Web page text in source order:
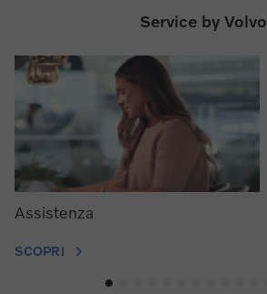
Service by Volvo
Assistenza
SCOPRI